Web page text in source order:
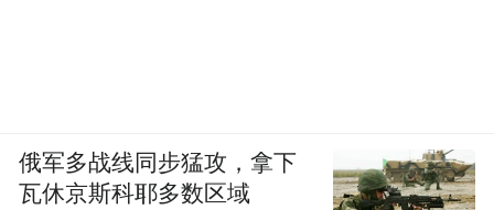
俄军多战线同步猛攻，拿下
瓦休京斯科耶多数区域